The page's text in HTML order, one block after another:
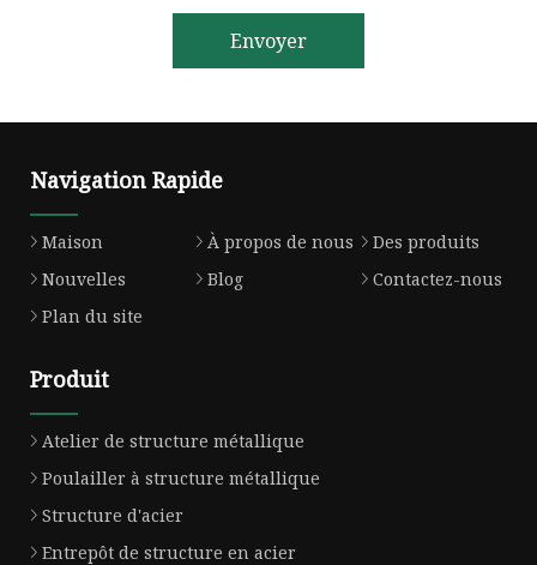
Envoyer
Navigation Rapide
Maison À propos de nous
Des produits
Nouvelles
Blog
Contactez-nous
Plan du site
Produit
Atelier de structure métallique
Poulailler à structure métallique
Structure d'acier
Entrepôt de structure en acier